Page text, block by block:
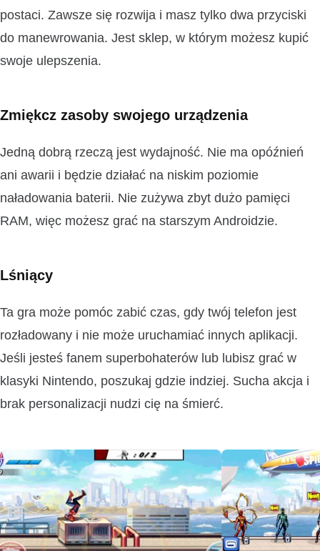
postaci. Zawsze się rozwija i masz tylko dwa przyciski
do manewrowania. Jest sklep, w którym możesz kupić
swoje ulepszenia.
Zmiękcz zasoby swojego urządzenia
Jedną dobrą rzeczą jest wydajność. Nie ma opóźnień
ani awarii i będzie działać na niskim poziomie
naładowania baterii. Nie zużywa zbyt dużo pamięci
RAM, więc możesz grać na starszym Androidzie.
Lśniący
Ta gra może pomóc zabić czas, gdy twój telefon jest
rozładowany i nie może uruchamiać innych aplikacji.
Jeśli jesteś fanem superbohaterów lub lubisz grać w
klasyki Nintendo, poszukaj gdzie indziej. Sucha akcja i
brak personalizacji nudzi cię na śmierć.